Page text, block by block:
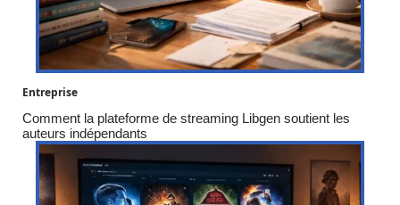
Entreprise
Comment la plateforme de streaming Libgen soutient les
auteurs indépendants